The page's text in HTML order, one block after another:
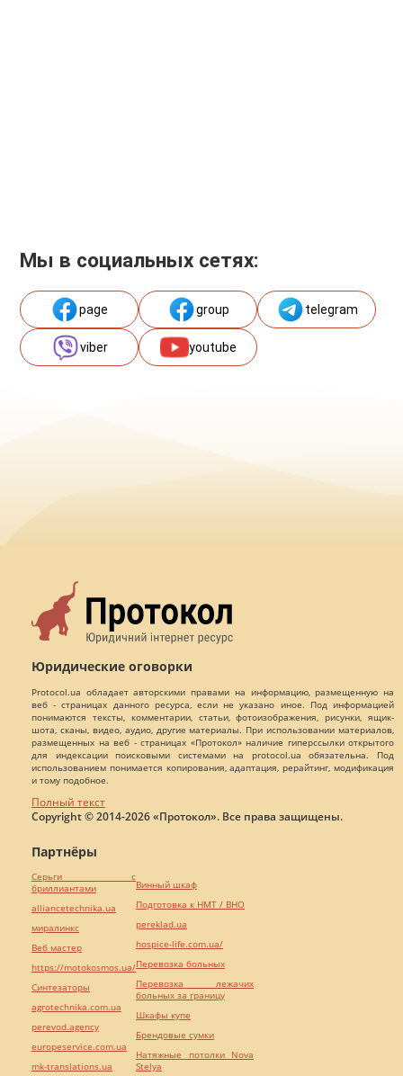
Мы в социальных сетях:
page group telegram
viber youtube
Юридические оговорки
Protocol.ua обладает авторскими правами на информацию, размещенную на
веб - страницах данного ресурса, если не указано иное. Под информацией
понимаются тексты, комментарии, статьи, фотоизображения, рисунки, ящик-
шота, сканы, видео, аудио, другие материалы. При использовании материалов,
размещенных на веб - страницах «Протокол» наличие гиперссылки открытого
для индексации поисковыми системами на protocol.ua обязательна. Под
использованием понимается копирования, адаптация, рерайтинг, модификация
и тому подобное.
Полный текст
Copyright © 2014-2026 «Протокол». Все права защищены.
Партнёры
Серьги с
бриллиантами
alliancetechnika.ua
миралинкс
Веб мастер
https://motokosmos.ua/
Синтезаторы
agrotechnika.com.ua
perevod.agency
europeservice.com.ua
mk-translations.ua
Винный шкаф
Подготовка к НМТ / ВНО
pereklad.ua
hospice-life.com.ua/
Перевозка больных
Перевозка лежачих
больных за границу
Шкафы купе
Брендовые сумки
Натяжные потолки Nova
Stelya